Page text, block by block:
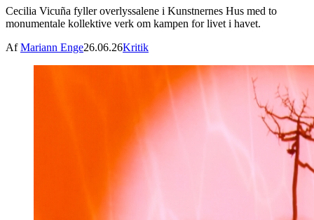
Cecilia Vicuña fyller overlyssalene i Kunstnernes Hus med to
monumentale kollektive verk om kampen for livet i havet.
AfMariann Enge26.06.26Kritik